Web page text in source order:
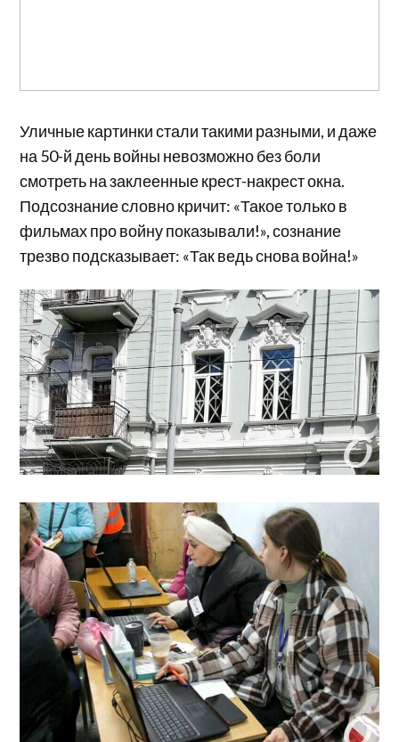
Уличные картинки стали такими разными, и даже
на 50-й день войны невозможно без боли
смотреть на заклеенные крест-накрест окна.
Подсознание словно кричит: «Такое только в
фильмах про войну показывали!», сознание
трезво подсказывает: «Так ведь снова война!»